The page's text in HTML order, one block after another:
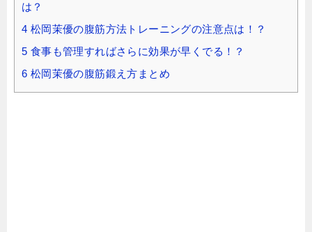
は？
4 松岡茉優の腹筋方法トレーニングの注意点は！？
5 食事も管理すればさらに効果が早くでる！？
6 松岡茉優の腹筋鍛え方まとめ